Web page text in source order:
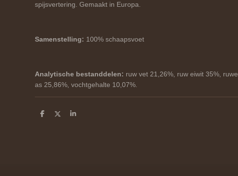
spijsvertering. Gemaakt in Europa.
Samenstelling: 100% schaapsvoet
Analytische bestanddelen: ruw vet 21,26%, ruw eiwit 35%, ruwe
as 25,86%, vochtgehalte 10,07%.
D
D
S